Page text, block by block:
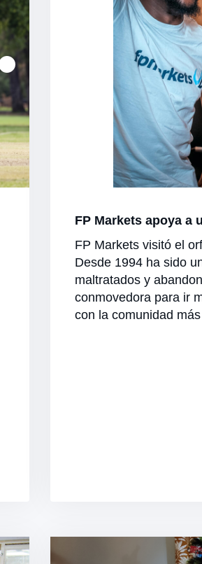
FP Markets apoya a
FP Markets visitó el
Desde 1994 ha sido
maltratados y
conmovedora para ir
con la comunidad